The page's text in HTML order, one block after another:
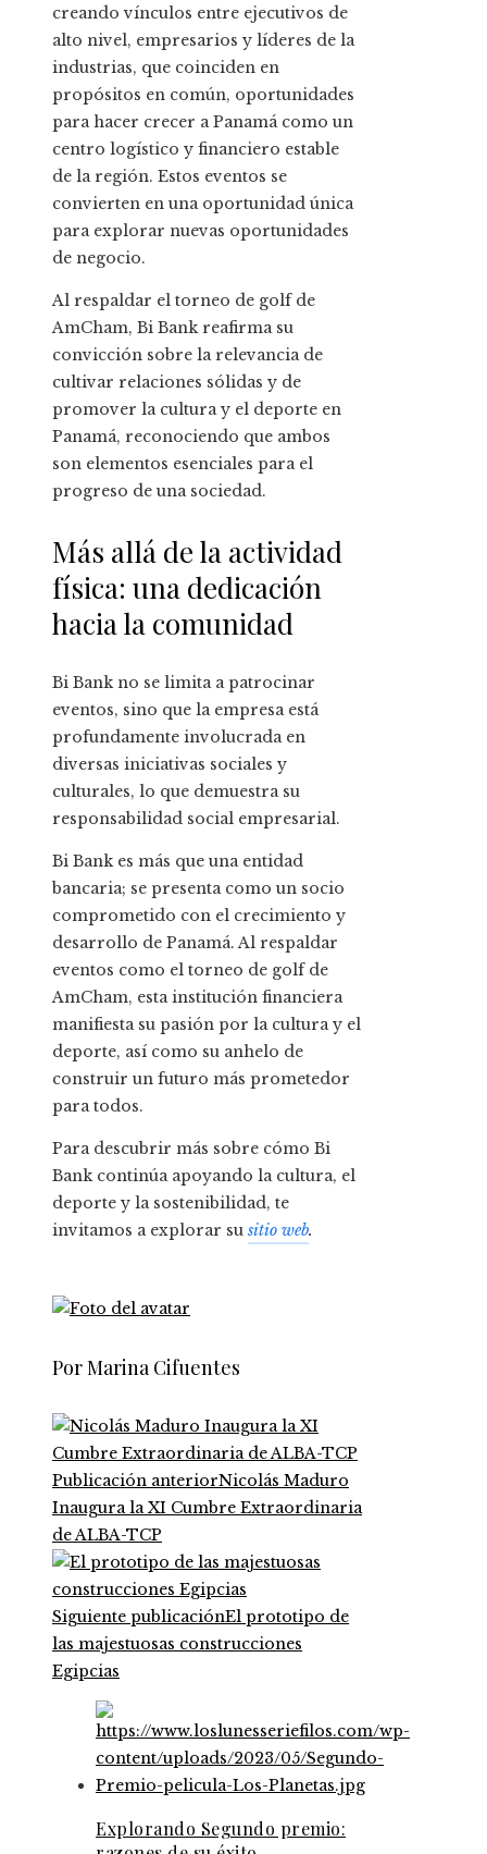
creando vínculos entre ejecutivos de
alto nivel, empresarios y líderes de la
industrias, que coinciden en
propósitos en común, oportunidades
para hacer crecer a Panamá como un
centro logístico y financiero estable
de la región. Estos eventos se
convierten en una oportunidad única
para explorar nuevas oportunidades
de negocio.
Al respaldar el torneo de golf de
AmCham, Bi Bank reafirma su
convicción sobre la relevancia de
cultivar relaciones sólidas y de
promover la cultura y el deporte en
Panamá, reconociendo que ambos
son elementos esenciales para el
progreso de una sociedad.
Más allá de la actividad
física: una dedicación
hacia la comunidad
Bi Bank no se limita a patrocinar
eventos, sino que la empresa está
profundamente involucrada en
diversas iniciativas sociales y
culturales, lo que demuestra su
responsabilidad social empresarial.
Bi Bank es más que una entidad
bancaria; se presenta como un socio
comprometido con el crecimiento y
desarrollo de Panamá. Al respaldar
eventos como el torneo de golf de
AmCham, esta institución financiera
manifiesta su pasión por la cultura y el
deporte, así como su anhelo de
construir un futuro más prometedor
para todos.
Para descubrir más sobre cómo Bi
Bank continúa apoyando la cultura, el
deporte y la sostenibilidad, te
invitamos a explorar susitio web.
Por Marina Cifuentes
Publicación anteriorNicolás Maduro
Inaugura la XI Cumbre Extraordinaria
de ALBA-TCP
Siguiente publicaciónEl prototipo de
las majestuosas construcciones
Egipcias
Explorando Segundo premio: